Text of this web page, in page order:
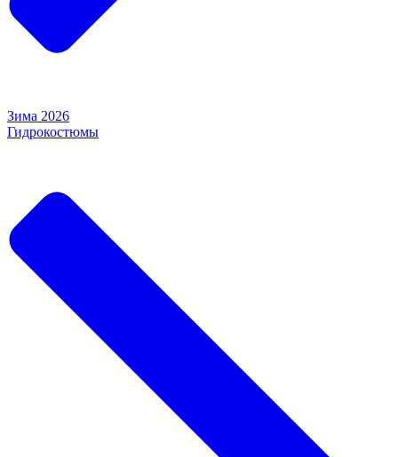
Зима 2026
Гидрокостюмы